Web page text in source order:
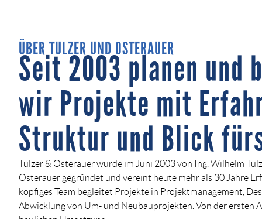
ÜBER TULZER UND OSTERAUER
Seit 2003 planen und
wir Projekte mit
Struktur und Blick
Tulzer & Osterauer wurde im Juni 2003 von Ing. Wilhelm
Osterauer gegründet und vereint heute mehr als 30 Jahre
köpfiges Team begleitet Projekte in Projektmanagement,
Abwicklung von Um- und Neubauprojekten. Von der ersten